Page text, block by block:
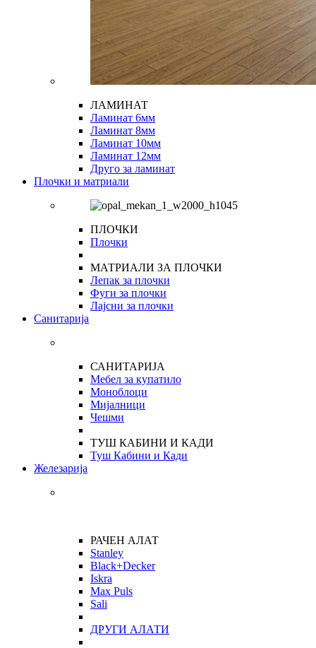
ЛАМИНАТ
Ламинат 6мм
Ламинат 8мм
Ламинат 10мм
Ламинат 12мм
Друго за ламинат
Плочки и матриали
ПЛОЧКИ
Плочки
МАТРИАЛИ ЗА ПЛОЧКИ
Лепак за плочки
Фуги за плочки
Лајсни за плочки
Санитарија
САНИТАРИЈА
Мебел за купатило
Моноблоци
Мијалници
Чешми
ТУШ КАБИНИ И КАДИ
Туш Кабини и Кади
Железарија
РАЧЕН АЛАТ
Stanley
Black+Decker
Iskra
Max Puls
Sali
ДРУГИ АЛАТИ